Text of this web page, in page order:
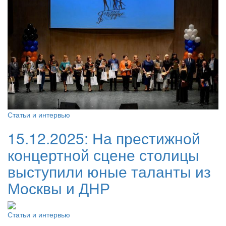
Статьи и интервью
15.12.2025: На престижной
концертной сцене столицы
выступили юные таланты из
Москвы и ДНР
Статьи и интервью